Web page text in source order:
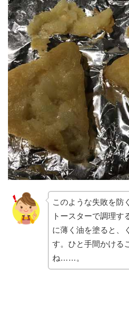
このような失敗を防
トースターで調理す
に薄く油を塗ると、
す。ひと手間かける
ね……。